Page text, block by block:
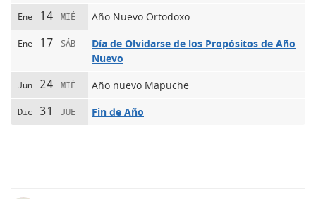
Ene 14 MIÉ Año Nuevo Ortodoxo
Ene 17 SÁB
Día de Olvidarse de los Propósitos de Año
Nuevo
Jun 24 MIÉ Año nuevo Mapuche
Dic 31 JUE Fin de Año